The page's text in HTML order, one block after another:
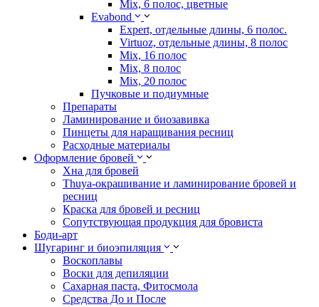
Mix, 6 полос, цветные
Evabond
Expert, отдельные длины, 6 полос.
Virtuoz, отдельные длины, 8 полос
Mix, 16 полос
Mix, 8 полос
Mix, 20 полос
Пучковые и подиумные
Препараты
Ламинирование и биозавивка
Пинцеты для наращивания ресниц
Расходные материалы
Оформление бровей
Хна для бровей
Thuya-окрашивание и ламинирование бровей и
ресниц
Краска для бровей и ресниц
Сопутствующая продукция для бровиста
Боди-арт
Шугаринг и биоэпиляция
Воскоплавы
Воски для депиляции
Сахарная паста, Фитосмола
Средства До и После